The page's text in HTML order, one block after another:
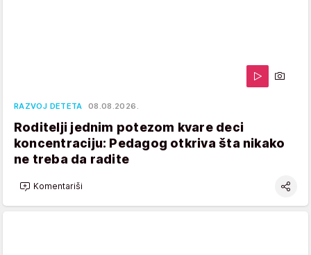
RAZVOJ DETETA 08.08.2026.
Roditelji jednim potezom kvare deci
koncentraciju: Pedagog otkriva šta nikako
ne treba da radite
Komentariši